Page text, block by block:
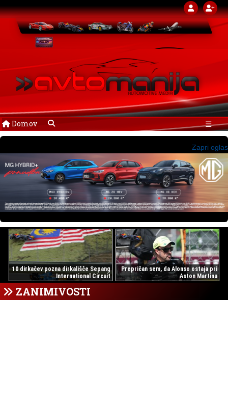
Domov ☰
Zapri oglas
10 dirkačev pozna dirkališče Sepang
International Circuit
Prepričan sem, da Alonso ostaja pri
Aston Martinu
ZANIMIVOSTI